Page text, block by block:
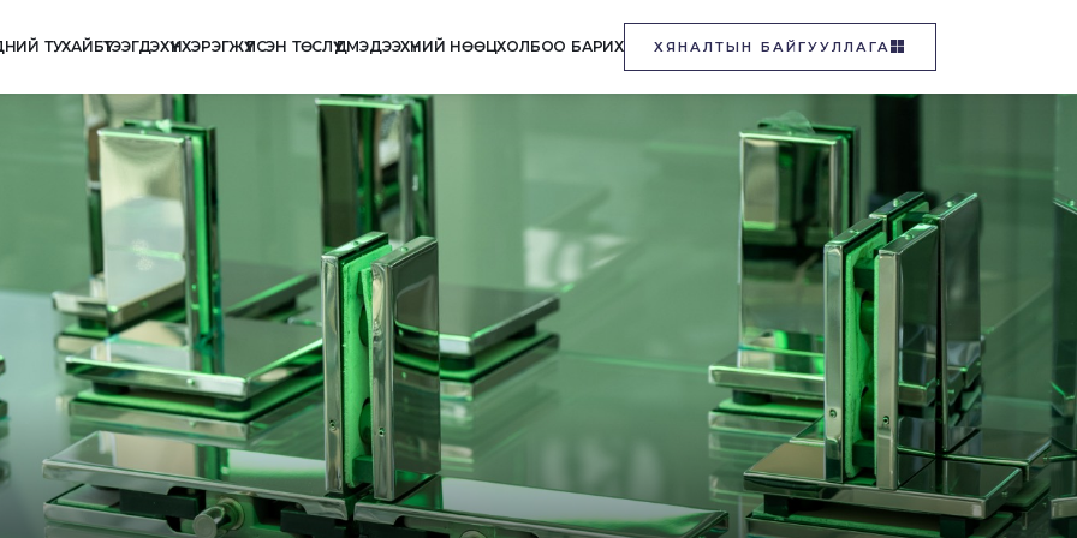
ТУХАЙБҮТЭЭГДЭХҮҮНХЭРЭГЖҮҮЛСЭН ТӨСЛҮҮДМЭДЭЭХҮНИЙ НӨӨЦХОЛБОО БАРИХ ХЯНАЛТЫН БАЙГУУЛЛАГА